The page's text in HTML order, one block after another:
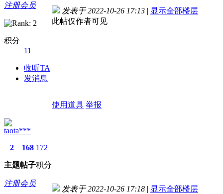
注册会员
积分
11
收听TA
发消息
发表于 2022-10-26 17:13 | 显示全部楼层
此帖仅作者可见
使用道具 举报
taota***
2
主题
168
帖子
172
积分
注册会员
发表于 2022-10-26 17:18 | 显示全部楼层